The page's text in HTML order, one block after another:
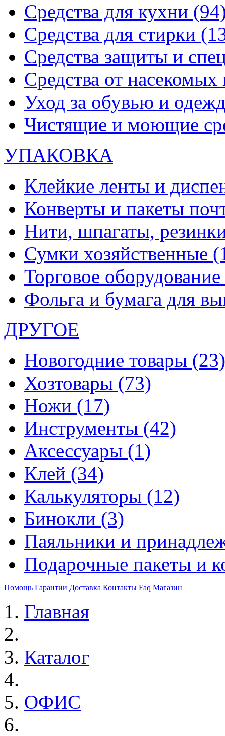
Средства для кухни
Средства для стирки
Средства защиты и
Средства от
Уход за обувью и
Чистящие и моющие
УПАКОВКА
Клейкие ленты и
Конверты и пакеты
Нити, шпагаты,
Сумки хозяйственные
Торговое оборудование
Фольга и бумага для
ДРУГОЕ
Новогодние товары (23)
Хозтовары (73)
Ножи (17)
Инструменты (42)
Аксессуары (1)
Клей (34)
Калькуляторы (12)
Бинокли (3)
Паяльники и
Подарочные пакеты и
Помощь Гарантии Доставка Контакты Faq Магазин
Главная
Каталог
ОФИС